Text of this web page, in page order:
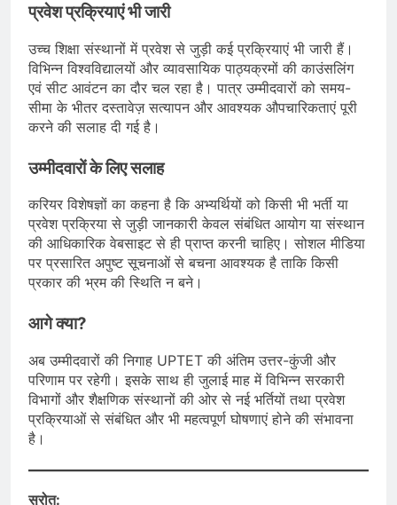
प्रवेश प्रक्रियाएं भी जारी
उच्च शिक्षा संस्थानों में प्रवेश से जुड़ी कई प्रक्रियाएं भी जारी हैं।
विभिन्न विश्वविद्यालयों और व्यावसायिक पाठ्यक्रमों की काउंसलिंग
एवं सीट आवंटन का दौर चल रहा है। पात्र उम्मीदवारों को समय-
सीमा के भीतर दस्तावेज़ सत्यापन और आवश्यक औपचारिकताएं पूरी
करने की सलाह दी गई है।
उम्मीदवारों के लिए सलाह
करियर विशेषज्ञों का कहना है कि अभ्यर्थियों को किसी भी भर्ती या
प्रवेश प्रक्रिया से जुड़ी जानकारी केवल संबंधित आयोग या संस्थान
की आधिकारिक वेबसाइट से ही प्राप्त करनी चाहिए। सोशल मीडिया
पर प्रसारित अपुष्ट सूचनाओं से बचना आवश्यक है ताकि किसी
प्रकार की भ्रम की स्थिति न बने।
आगे क्या?
अब उम्मीदवारों की निगाह UPTET की अंतिम उत्तर-कुंजी और
परिणाम पर रहेगी। इसके साथ ही जुलाई माह में विभिन्न सरकारी
विभागों और शैक्षणिक संस्थानों की ओर से नई भर्तियों तथा प्रवेश
प्रक्रियाओं से संबंधित और भी महत्वपूर्ण घोषणाएं होने की संभावना
है।
स्रोत: